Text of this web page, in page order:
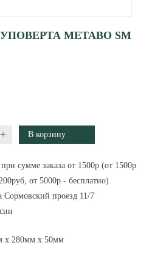
METABO SM
+
сумме заказа от 1500р (от 1500р
от 5000р - бесплатно)
Сормовский проезд 11/7
x 280мм x 50мм